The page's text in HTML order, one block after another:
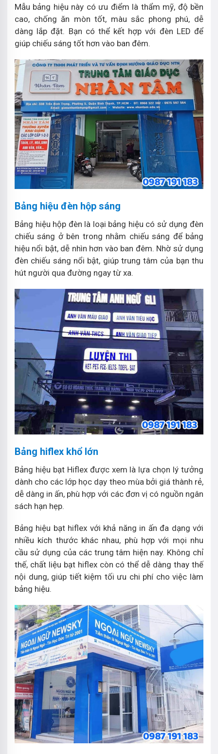
Mẫu bảng hiệu này có ưu điểm là thẩm mỹ, độ bền
cao, chống ăn mòn tốt, màu sắc phong phú, dễ
dàng lắp đặt. Bạn có thể kết hợp với đèn LED để
giúp chiếu sáng tốt hơn vào ban đêm.
Bảng hiệu đèn hộp sáng
Bảng hiệu hộp đèn là loại bảng hiệu có sử dụng đèn
chiếu sáng ở bên trong nhằm chiếu sáng để bảng
hiệu nổi bật, dễ nhìn hơn vào ban đêm. Nhờ sử dụng
đèn chiếu sáng nổi bật, giúp trung tâm của bạn thu
hút người qua đường ngay từ xa.
Bảng hiflex khổ lớn
Bảng hiệu bạt Hiflex được xem là lựa chọn lý tưởng
dành cho các lớp học dạy theo mùa bởi giá thành rẻ,
dễ dàng in ấn, phù hợp với các đơn vị có nguồn ngân
sách hạn hẹp.
Bảng hiệu bạt hiflex với khả năng in ấn đa dạng với
nhiều kích thước khác nhau, phù hợp với mọi nhu
cầu sử dụng của các trung tâm hiện nay. Không chỉ
thế, chất liệu bạt hiflex còn có thể dễ dàng thay thế
nội dung, giúp tiết kiệm tối ưu chi phí cho việc làm
bảng hiệu.